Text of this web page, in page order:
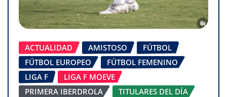
ACTUALIDAD AMISTOSO
FÚTBOL
FÚTBOL EUROPEO
FÚTBOL FEMENINO
LIGA F
LIGA F MOEVE
PRIMERA IBERDROLA
TITULARES DEL DÍA